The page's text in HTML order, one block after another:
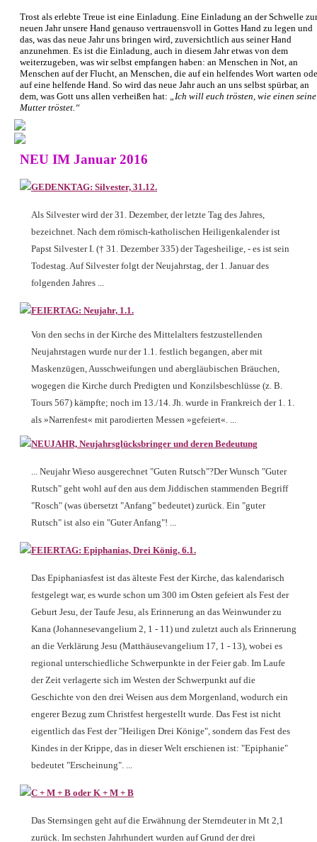
Trost als erlebte Treue ist eine Einladung. Eine Einladung an der Schwelle
neuen Jahr unsere Hand genauso vertrauensvoll in Gottes Hand zu legen und
das, was das neue Jahr uns bringen wird, zuversichtlich aus seiner Hand
anzunehmen. Es ist die Einladung, auch in diesem Jahr etwas von dem
weiterzugeben, was wir selbst empfangen haben: an Menschen in Not, an
Menschen auf der Flucht, an Menschen, die auf ein helfendes Wort warten
auf eine helfende Hand. So wird das neue Jahr auch an uns selbst spürbar, an
dem, was Gott uns allen verheißen hat: „Ich will euch trösten, wie einen seine
Mutter tröstet.“
NEU IM Januar 2016
GEDENKTAG: Silvester, 31.12.
Als Silvester wird der 31. Dezember, der letzte Tag des Jahres,
bezeichnet. Nach dem römisch-katholischen Heiligenkalender ist
Papst Silvester I. († 31. Dezember 335) der Tagesheilige, - es ist sein
Todestag. Auf Silvester folgt der Neujahrstag, der 1. Januar des
folgenden Jahres ...
FEIERTAG: Neujahr, 1.1.
Von den sechs in der Kirche des Mittelalters festzustellenden
Neujahrstagen wurde nur der 1.1. festlich begangen, aber mit
Maskenzügen, Ausschweifungen und abergläubischen Bräuchen,
wogegen die Kirche durch Predigten und Konzilsbeschlüsse (z. B.
Tours 567) kämpfte; noch im 13./14. Jh. wurde in Frankreich der 1. 1.
als »Narrenfest« mit parodierten Messen »gefeiert«. ...
NEUJAHR, Neujahrsglücksbringer und deren Bedeutung
... Neujahr Wieso ausgerechnet "Guten Rutsch"?Der Wunsch "Guter
Rutsch" geht wohl auf den aus dem Jiddischen stammenden Begriff
"Rosch" (was übersetzt "Anfang" bedeutet) zurück. Ein "guter
Rutsch" ist also ein "Guter Anfang"! ...
FEIERTAG: Epiphanias, Drei König, 6.1.
Das Epiphaniasfest ist das älteste Fest der Kirche, das kalendarisch
festgelegt war, es wurde schon um 300 im Osten gefeiert als Fest der
Geburt Jesu, der Taufe Jesu, als Erinnerung an das Weinwunder zu
Kana (Johannesevangelium 2, 1 - 11) und zuletzt auch als Erinnerung
an die Verklärung Jesu (Matthäusevangelium 17, 1 - 13), wobei es
regional unterschiedliche Schwerpunkte in der Feier gab. Im Laufe
der Zeit verlagerte sich im Westen der Schwerpunkt auf die
Geschichte von den drei Weisen aus dem Morgenland, wodurch ein
engerer Bezug zum Christfest hergestellt wurde. Das Fest ist nicht
eigentlich das Fest der "Heiligen Drei Könige", sondern das Fest des
Kindes in der Krippe, das in dieser Welt erschienen ist: "Epiphanie"
bedeutet "Erscheinung". ...
C + M + B oder K + M + B
Das Sternsingen geht auf die Erwähnung der Sterndeuter in Mt 2,1
zurück. Im sechsten Jahrhundert wurden auf Grund der drei